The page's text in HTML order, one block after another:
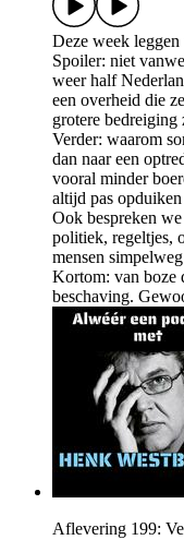
Deze week
Spoiler: niet
weer half
een overheid die
grotere bedreiging
Verder: waarom
dan naar een
vooral minder
altijd pas
Ook bespreken
politiek, regeltjes,
mensen
Kortom: van boze
beschaving.
Aflevering 199: